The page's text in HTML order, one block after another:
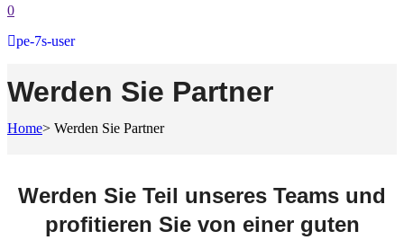
0
pe-7s-user
Werden Sie Partner
Home> Werden Sie Partner
Werden Sie Teil unseres Teams und
profitieren Sie von einer guten